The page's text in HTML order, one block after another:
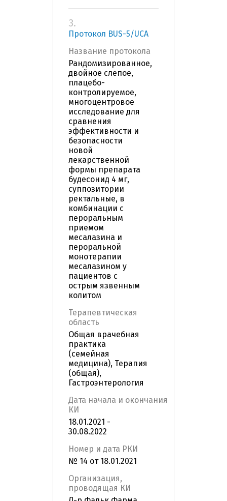
3.
Протокол BUS-5/UCA
Название протокола
Рандомизированное,
двойное слепое,
плацебо-
контролируемое,
многоцентровое
исследование для
сравнения
эффективности и
безопасности
новой
лекарственной
формы препарата
будесонид 4 мг,
суппозитории
ректальные, в
комбинации с
пероральным
приемом
месалазина и
пероральной
монотерапии
месалазином у
пациентов с
острым язвенным
колитом
Терапевтическая
область
Общая врачебная
практика
(семейная
медицина), Терапия
(общая),
Гастроэнтерология
Дата начала и окончания
КИ
18.01.2021 -
30.08.2022
Номер и дата РКИ
№ 14 от 18.01.2021
Организация,
проводящая КИ